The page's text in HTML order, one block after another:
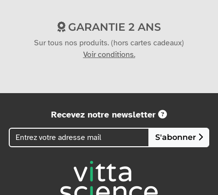
GARANTIE 2 ANS
Sur tous nos produits. (hors cartes cadeaux)
Voir conditions.
Recevez notre newsletter
S'abonner